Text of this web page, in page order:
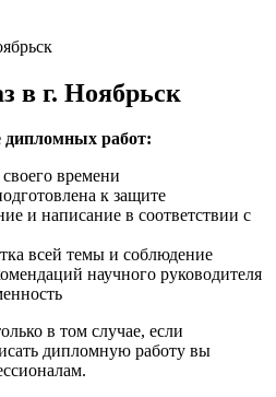
в г. Ноябрьск
дипломных работ:
времени
к защите
и написание в соответствии с
всей темы и соблюдение
научного руководителя
в том случае, если
дипломную работу вы